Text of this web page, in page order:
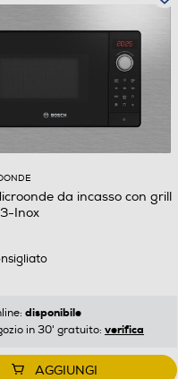
da incasso con grill
Inox
disponibile
in 30' gratuito: verifica
AGGIUNGI